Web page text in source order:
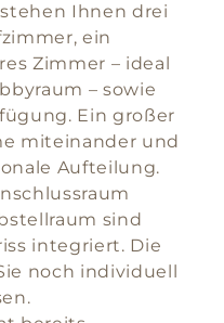
Ihnen drei
ein
Zimmer – ideal
– sowie
Ein großer
miteinander und
Aufteilung.
sind
integriert. Die
noch individuell